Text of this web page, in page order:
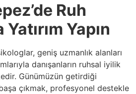
Ruh
Yatırım Yapın
geniş uzmanlık alanları
danışanların ruhsal iyilik
Günümüzün getirdiği
çıkmak, profesyonel destekle